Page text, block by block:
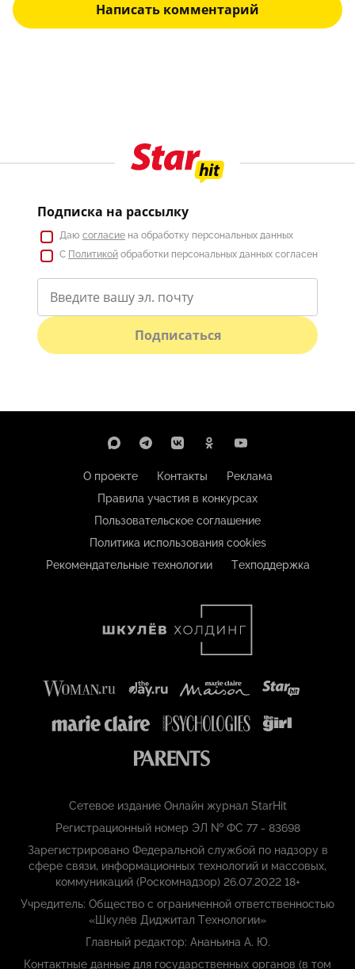
Написать комментарий
Подписка на рассылку
Даю согласие на обработку персональных данных
С Политикой обработки персональных данных согласен
Подписаться
О проекте Контакты
Реклама
Правила участия в конкурсах
Пользовательское соглашение
Политика использования cookies
Рекомендательные технологии
Техподдержка
Сетевое издание Онлайн журнал StarHit
Регистрационный номер ЭЛ № ФС 77 - 83698
Зарегистрировано Федеральной службой по надзору в
сфере связи, информационных технологий и массовых,
коммуникаций (Роскомнадзор) 26.07.2022 18+
Учредитель: Общество с ограниченной ответственностью
«Шкулёв Диджитал Технологии»
Главный редактор: Ананьина А. Ю.
Контактные данные для государственных органов (в том